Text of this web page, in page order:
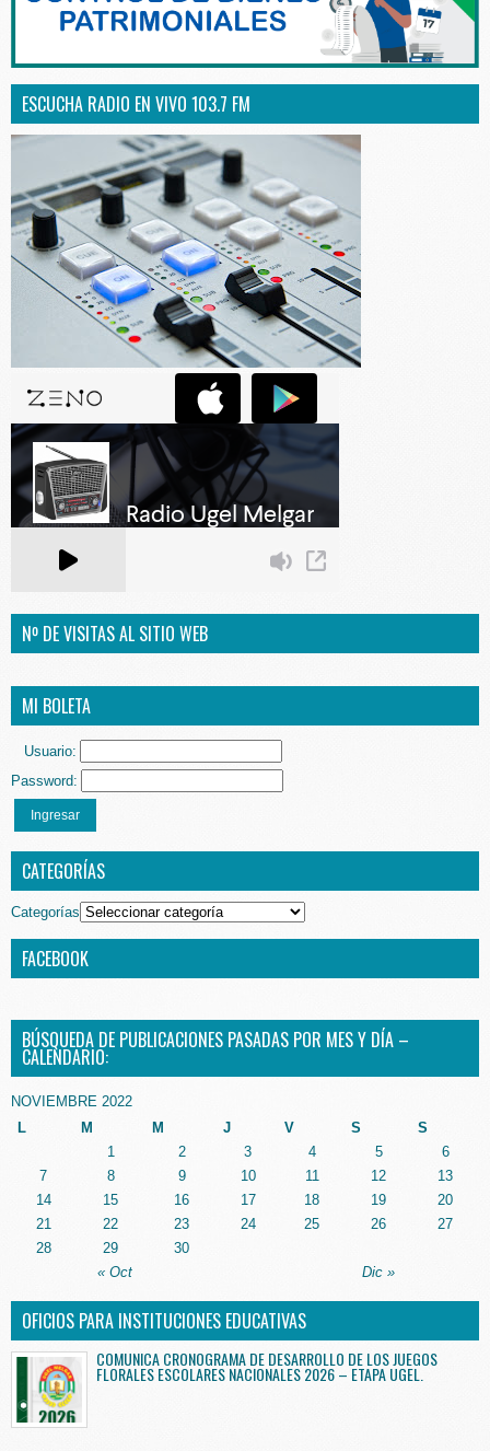
ESCUCHA RADIO EN VIVO 103.7 FM
Nº DE VISITAS AL SITIO WEB
MI BOLETA
Usuario:
Password:
Ingresar
CATEGORÍAS
Categorías
FACEBOOK
BÚSQUEDA DE PUBLICACIONES PASADAS POR MES Y DÍA –
CALENDARIO:
NOVIEMBRE 2022
L
M M J V S S
« Oct Dic »
1 2 3 4 5
6
7
8 9 10 11 12
13
14
15 16 17 18 19
20
21
22 23 24 25 26
27
28
29 30
OFICIOS PARA INSTITUCIONES EDUCATIVAS
COMUNICA CRONOGRAMA DE DESARROLLO DE LOS JUEGOS
FLORALES ESCOLARES NACIONALES 2026 – ETAPA UGEL.